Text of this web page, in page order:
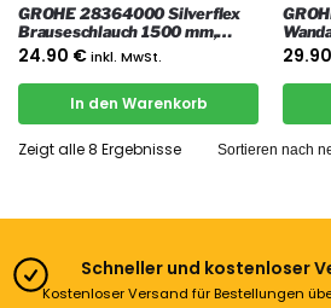
GROHE 28364000 Silverflex
Brauseschlauch 1500 mm,
Chrom
24.90 €inkl. MwSt.
In den Warenkorb
Chrom
29.90
Zeigt alle 8 Ergebnisse
Schneller und kostenloser
Kostenloser Versand für Bestellungen